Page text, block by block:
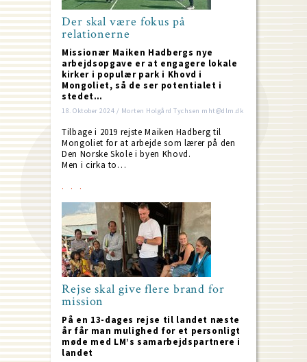
Der skal være fokus på
relationerne
Missionær Maiken Hadbergs nye
arbejdsopgave er at engagere lokale
kirker i populær park i Khovd i
Mongoliet, så de ser potentialet i
stedet…
18. Oktober 2024 / Morten Holgård Tychsen mht@dlm.dk
Tilbage i 2019 rejste Maiken Hadberg til
Mongoliet for at arbejde som lærer på den
Den Norske Skole i byen Khovd.
Men i cirka to…
Rejse skal give flere brand for
mission
På en 13-dages rejse til landet næste
år får man mulighed for et personligt
møde med LM’s samarbejdspartnere i
landet